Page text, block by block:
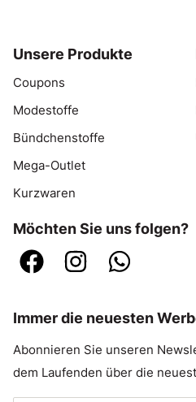
Unsere Produkte
Coupons
Modestoffe
Bündchenstoffe
Mega-Outlet
Kurzwaren
Möchten Sie uns folgen?
Immer die neuesten
Abonnieren Sie unseren
dem Laufenden über die